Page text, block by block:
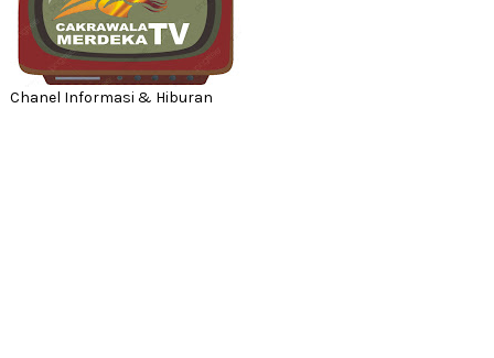
Chanel Informasi & Hiburan